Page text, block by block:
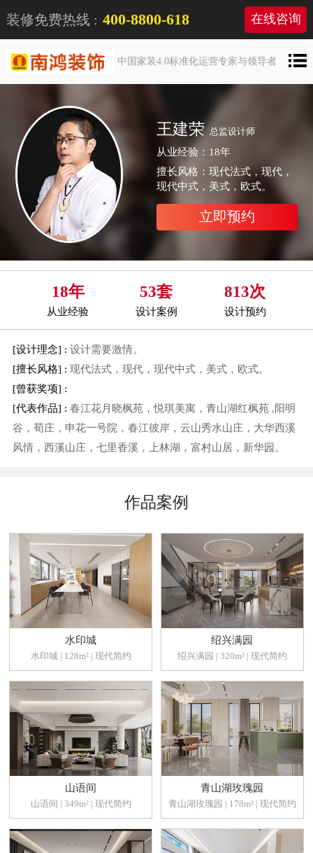
装修免费热线 : 400-8800-618 在线咨询
中国家装4.0标准化运营专家与领导者
王建荣 总监设计师
从业经验：18年
擅长风格：现代法式，现代，
现代中式，美式，欧式。
立即预约
18年
从业经验
53套
设计案例
813次
设计预约
[设计理念] : 设计需要激情。
[擅长风格] : 现代法式，现代，现代中式，美式，欧式。
[曾获奖项] :
[代表作品] : 春江花月晓枫苑，悦琪美寓，青山湖红枫苑 ,阳明
谷，荀庄，申花一号院，春江彼岸，云山秀水山庄，大华西溪
风情，西溪山庄，七里香溪，上林湖，富村山居，新华园。
作品案例
水印城
水印城 | 128m² | 现代简约
绍兴满园
绍兴满园 | 320m² | 现代简约
山语间
山语间 | 349m² | 现代简约
青山湖玫瑰园
青山湖玫瑰园 | 178m² | 现代简约